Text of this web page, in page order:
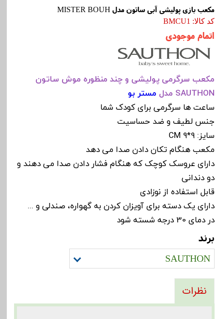
مکعب بازی پولیشی آبی ساتون مدل MISTER BOUH
کد کالا: BMCU1
اتمام موجودی
مکعب سرگرمی پولیشی و چند منظوره موش ساتون
SAUTHON مدل
مستر بو
ساعت ها سرگرمی برای کودک شما
جنس لطیف و ضد حساسیت
سایز: 9*9 CM
مکعب هنگام تکان دادن صدا می دهد
دارای عروسک کوچک که هنگام فشار دادن صدا می دهند و
دو دندانی
قابل استفاده از نوزادی
دارای یک دسته برای آویزان کردن به گهواره، صندلی و ...
در دمای 30 درجه شسته شود
برند
SAUTHON
نظرات